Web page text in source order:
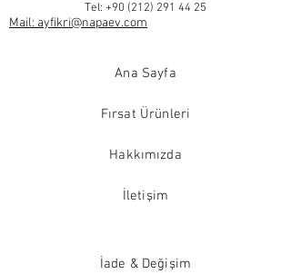
Tel: +90 (212) 291 44 25
Mail: ayfikri@napaev.com
Ana Sayfa
Fırsat Ürünleri
Hakkımızda
İletişim
İade & Değişim